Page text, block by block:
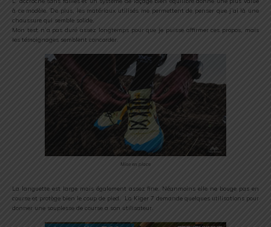
à ce modèle. De plus, les matériaux utilisés me permettent de penser que j’ai là une
chaussure qui semble solide.
Mon test n’a pas duré assez longtemps pour que je puisse affirmer ces propos, mais
les témoignages semblent concorder.
Mise en place
La languette est large mais également assez fine. Néanmoins elle ne bouge pas en
course et protège bien le coup de pied. La Kiger 7 demande quelques utilisations pour
donner une souplesse de course a son utilisateur.